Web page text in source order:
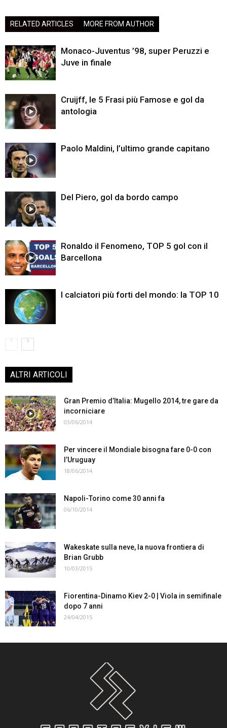
RELATED ARTICLES MORE FROM AUTHOR
Monaco-Juventus ’98, super Peruzzi e
Juve in finale
Cruijff, le 5 Frasi più Famose e gol da
antologia
Paolo Maldini, l’ultimo grande capitano
Del Piero, gol da bordo campo
Ronaldo il Fenomeno, TOP 5 gol con il
Barcellona
I calciatori più forti del mondo: la TOP 10
ALTRI ARTICOLI
Gran Premio d’Italia: Mugello 2014, tre gare da
incorniciare
03/06/2014
Per vincere il Mondiale bisogna fare 0-0 con
l’Uruguay
18/06/2014
Napoli-Torino come 30 anni fa
06/10/2014
Wakeskate sulla neve, la nuova frontiera di
Brian Grubb
10/03/2015
Fiorentina-Dinamo Kiev 2-0 | Viola in semifinale
dopo 7 anni
24/04/2015